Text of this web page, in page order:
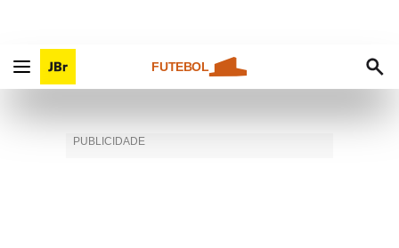
FUTEBOL